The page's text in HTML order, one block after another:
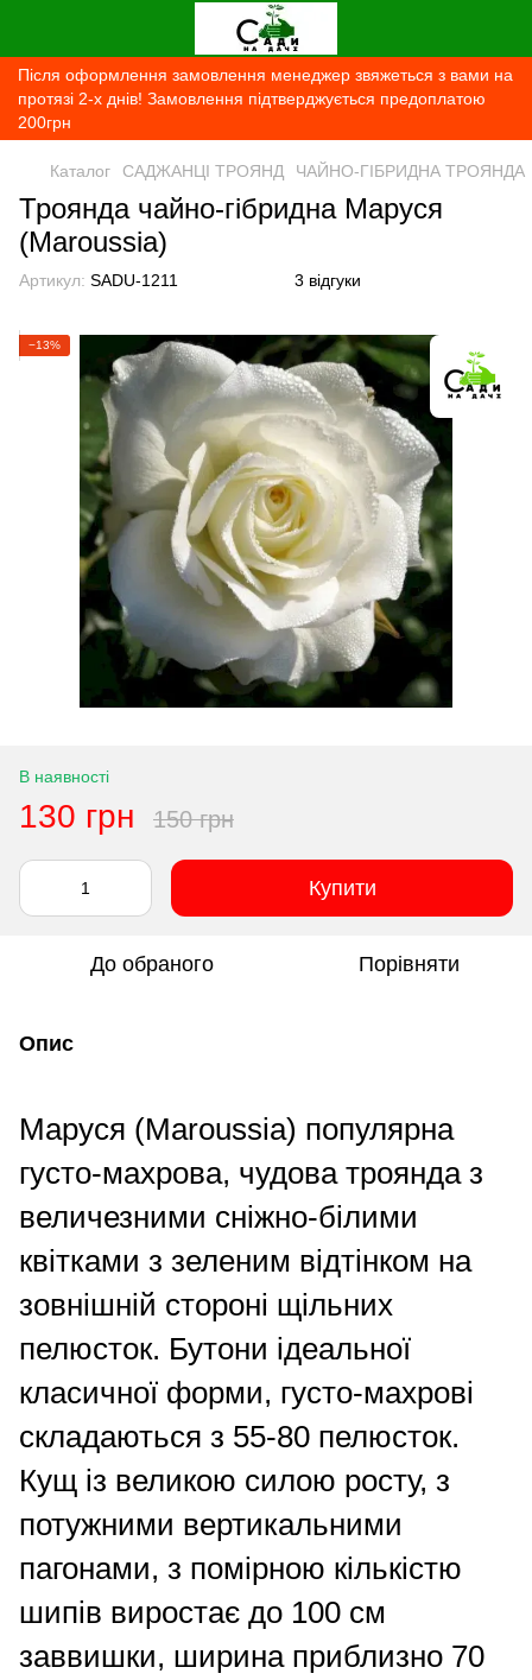
Після оформлення замовлення менеджер звяжеться з вами на
протязі 2-х днів! Замовлення підтверджується предоплатою
200грн
Каталог САДЖАНЦІ ТРОЯНД ЧАЙНО-ГІБРИДНА ТРОЯНДА
Троянда чайно-гібридна Маруся
(Maroussia)
Артикул: SADU-1211 3 відгуки
−13%
В наявності
130 грн 150 грн
Купити
До обраного Порівняти
Опис
Маруся (Maroussia) популярна
густо-махрова, чудова троянда з
величезними сніжно-білими
квітками з зеленим відтінком на
зовнішній стороні щільних
пелюсток. Бутони ідеальної
класичної форми, густо-махрові
складаються з 55-80 пелюсток.
Кущ із великою силою росту, з
потужними вертикальними
пагонами, з помірною кількістю
шипів виростає до 100 см
заввишки, ширина приблизно 70